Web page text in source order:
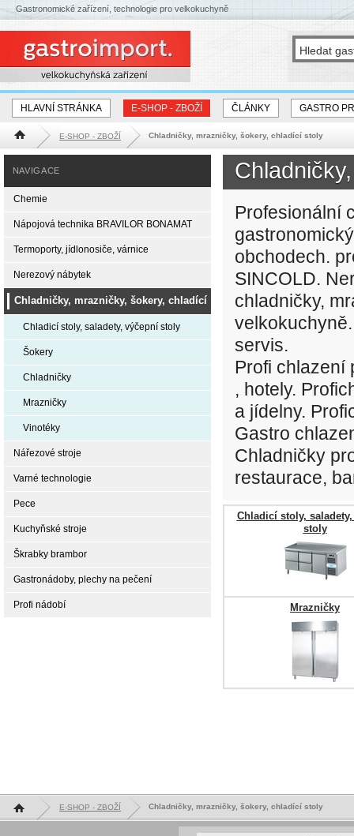
HLAVNÍ STRÁNKA E-SHOP - ZBOŽÍ ČLÁNKY GASTRO
Hlavní stránka E-SHOP - ZBOŽÍ Chladničky, mrazničky, šokery, chladící stoly
Profesionální
obchodech.
SINCOLD.
chladničky,
servis.
Profi chlazení
, hotely.
a jídelny.
Gastro
Chladničky
restaurace,
Chladicí stoly,
stoly
Mrazničky
NAVIGACE
Chemie
Nápojová technika BRAVILOR BONAMAT
Termoporty, jídlonosiče, várnice
Nerezový nábytek
Chladničky, mrazničky, šokery, chladící
stoly
Chladicí stoly, saladety, výčepní stoly
Šokery
Chladničky
Mrazničky
Vinotéky
Nářezové stroje
Varné technologie
Pece
Kuchyňské stroje
Škrabky brambor
Gastronádoby, plechy na pečení
Profi nádobí
Gastronomické zařízení, technologie pro velkokuchyně
Hlavní stránka E-SHOP - ZBOŽÍ Chladničky, mrazničky, šokery, chladící stoly